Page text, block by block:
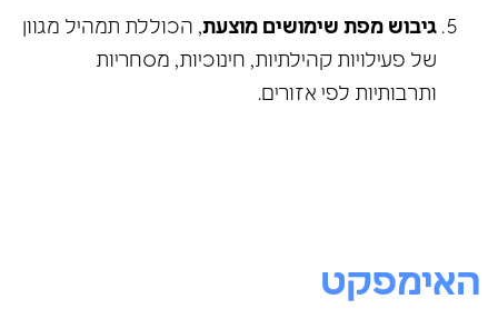
גיבוש מפת שימושים מוצעת, הכוללת תמהיל מגוון
של פעילויות קהילתיות, חינוכיות, מסחריות
ותרבותיות לפי אזורים.
האימפקט